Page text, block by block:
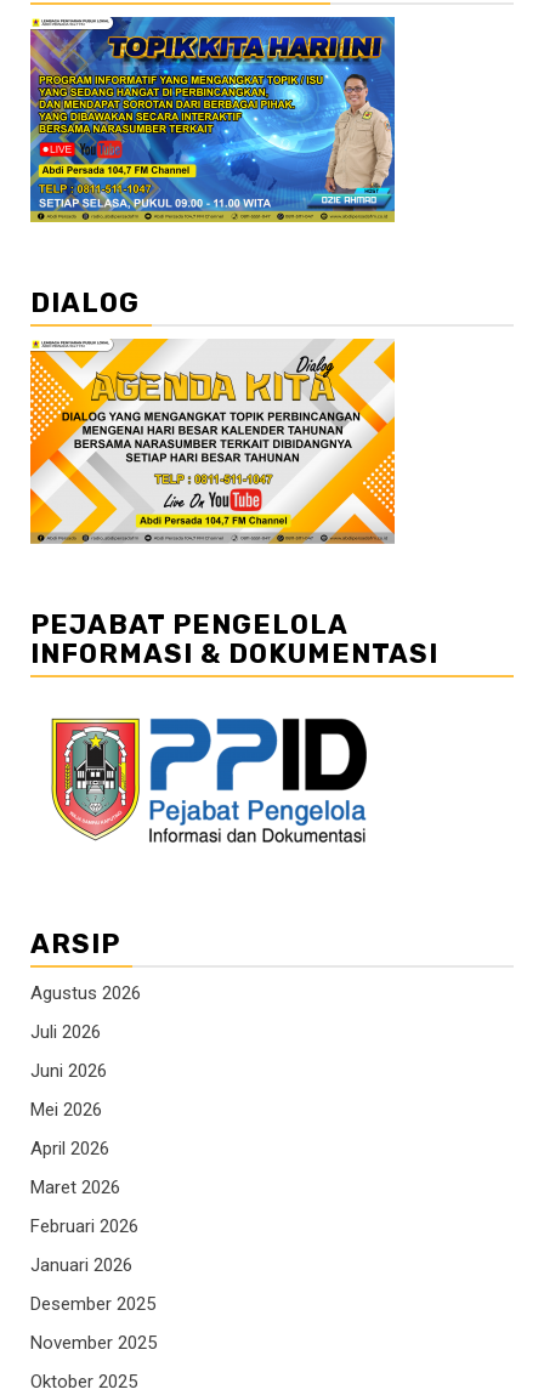
DIALOG
PEJABAT PENGELOLA
INFORMASI & DOKUMENTASI
ARSIP
Agustus 2026
Juli 2026
Juni 2026
Mei 2026
April 2026
Maret 2026
Februari 2026
Januari 2026
Desember 2025
November 2025
Oktober 2025